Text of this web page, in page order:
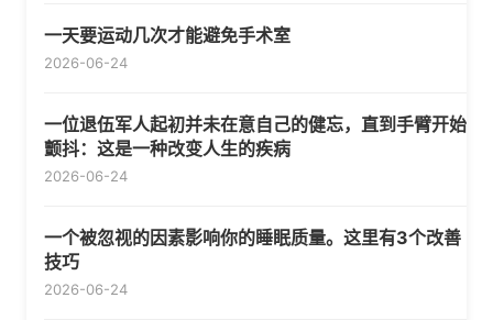
一天要运动几次才能避免手术室
2026-06-24
一位退伍军人起初并未在意自己的健忘，直到手臂开始
颤抖：这是一种改变人生的疾病
2026-06-24
一个被忽视的因素影响你的睡眠质量。这里有3个改善
技巧
2026-06-24